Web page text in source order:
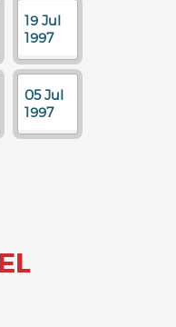
19 Jul
1997
05 Jul
1997